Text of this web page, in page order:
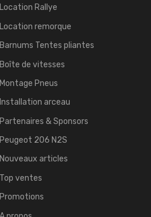
Location Rallye
Location remorque
Barnums Tentes pliantes
Boîte de vitesses
Montage Pneus
Installation arceau
Partenaires & Sponsors
Peugeot 206 N2S
Nouveaux articles
Top ventes
Promotions